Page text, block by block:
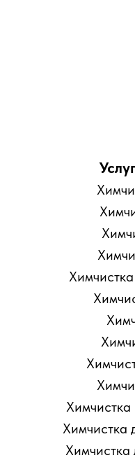
Химчистка
Химчистка
Химчистка